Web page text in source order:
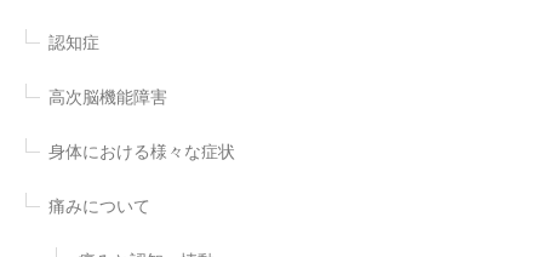
認知症
高次脳機能障害
身体における様々な症状
痛みについて